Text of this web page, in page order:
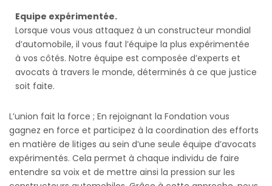
Equipe expérimentée.
Lorsque vous vous attaquez à un constructeur mondial
d’automobile, il vous faut l’équipe la plus expérimentée
à vos côtés. Notre équipe est composée d’experts et
avocats à travers le monde, déterminés à ce que justice
soit faite.
L’union fait la force ; En rejoignant la Fondation vous
gagnez en force et participez à la coordination des efforts
en matière de litiges au sein d’une seule équipe d’avocats
expérimentés. Cela permet à chaque individu de faire
entendre sa voix et de mettre ainsi la pression sur les